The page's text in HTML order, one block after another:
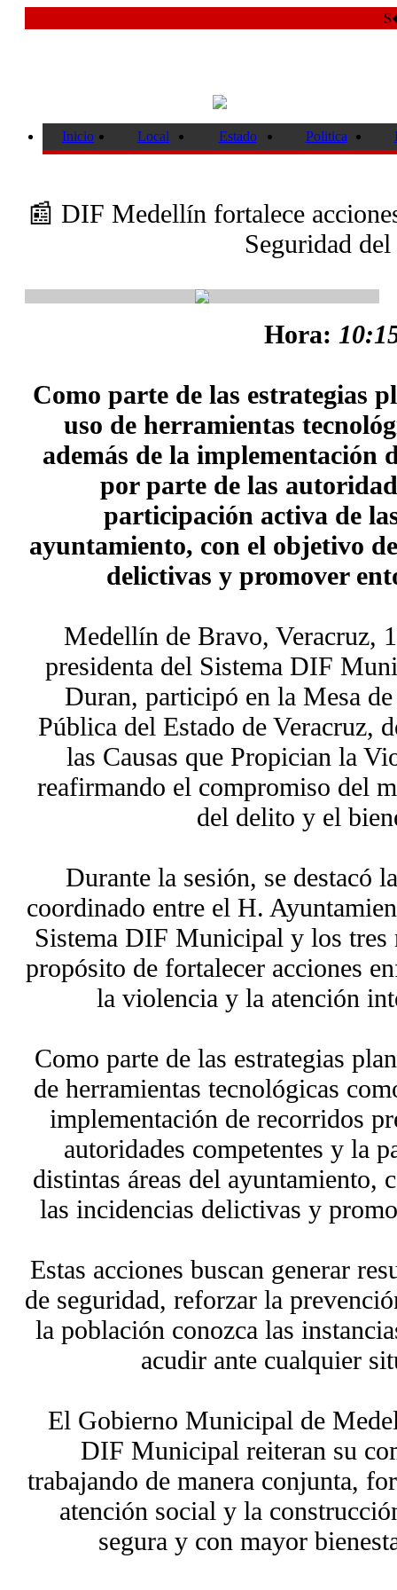
Inicio Local Estado Politica
📰 DIF Medellín fortalece
Seguridad
Hora:
Como parte de las estrategias
uso de herramientas
además de la implementación
por parte de las
participación activa de
ayuntamiento, con el objetivo
delictivas y promover
Medellín de Bravo, Veracruz,
presidenta del Sistema DIF
Duran, participó en la Mesa
Pública del Estado de Veracruz,
las Causas que Propician la
reafirmando el compromiso del
del delito y el
Durante la sesión, se destacó
coordinado entre el H.
Sistema DIF Municipal y los tres
propósito de fortalecer acciones
la violencia y la atención
Como parte de las estrategias
de herramientas tecnológicas
implementación de recorridos
autoridades competentes y la
distintas áreas del
las incidencias delictivas y
Estas acciones buscan generar
de seguridad, reforzar la
la población conozca las
acudir ante cualquier
El Gobierno Municipal de
DIF Municipal reiteran su
trabajando de manera conjunta,
atención social y la
segura y con mayor